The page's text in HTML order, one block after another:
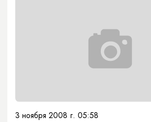
3 ноября 2008 г. 05:58